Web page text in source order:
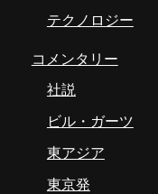
テクノロジー
コメンタリー
社説
ビル・ガーツ
東アジア
東京発